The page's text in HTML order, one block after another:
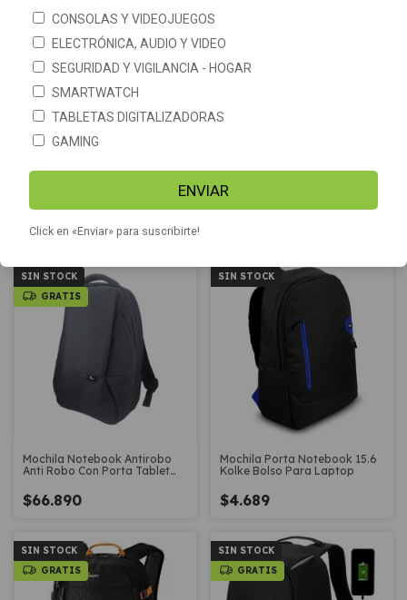
Maletin Porta Notebook Bolso
Laptop Bags Italy 15 Bolsillo
Mochila Laptop Bolso Para
SIN STOCK
GRATIS
Mochila Notebook Antirobo
Anti Robo Con Porta Tablet
$66.890
SIN STOCK
Mochila Porta Notebook 15.6
Kolke Bolso Para Laptop
$4.689
SIN STOCK
GRATIS
SIN STOCK
GRATIS
CONSOLAS Y VIDEOJUEGOS
ELECTRÓNICA, AUDIO Y VIDEO
SEGURIDAD Y VIGILANCIA - HOGAR
SMARTWATCH
TABLETAS DIGITALIZADORAS
GAMING
ENVIAR
Click en «Enviar» para suscribirte!